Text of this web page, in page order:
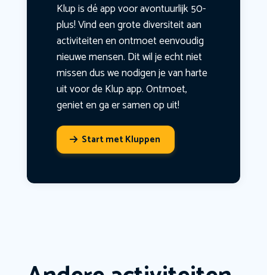
Klup is dé app voor avontuurlijk 50-
plus! Vind een grote diversiteit aan
activiteiten en ontmoet eenvoudig
nieuwe mensen. Dit wil je echt niet
missen dus we nodigen je van harte
uit voor de Klup app. Ontmoet,
geniet en ga er samen op uit!
Start met Kluppen